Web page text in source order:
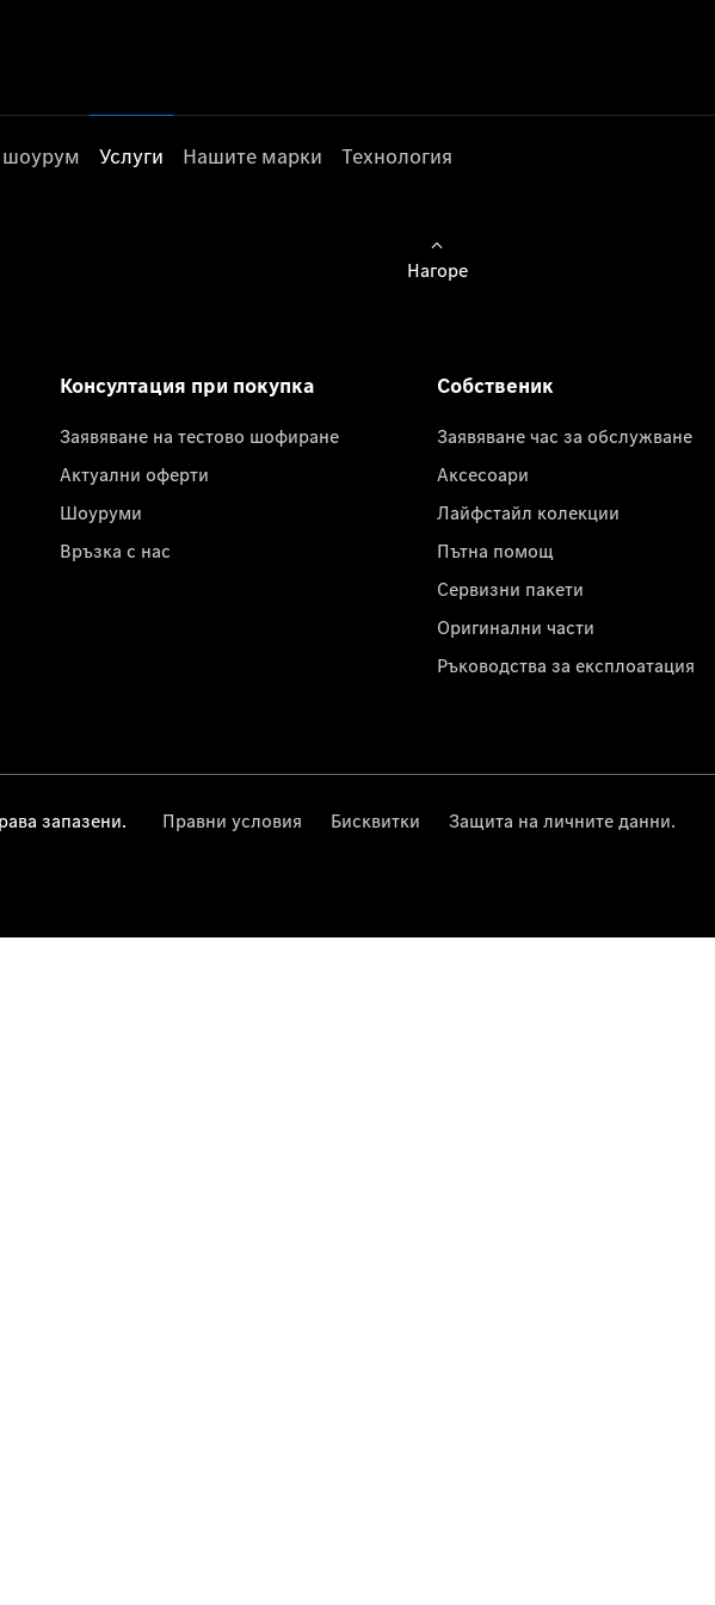
шоурум Услуги Нашите марки Технология
Нагоре
Консултация при покупка
Заявяване на тестово шофиране
Актуални оферти
Шоуруми
Връзка с нас
Собственик
Заявяване час за обслужване
Аксесоари
Лайфстайл колекции
Пътна помощ
Сервизни пакети
Оригинални части
Ръководства за експлоатация
запазени. Правни условия Бисквитки Защита на личните данни.